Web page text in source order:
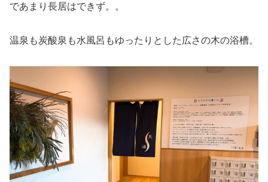
であまり長居はできず。。
温泉も炭酸泉も水風呂もゆったりとした広さの木の浴槽。